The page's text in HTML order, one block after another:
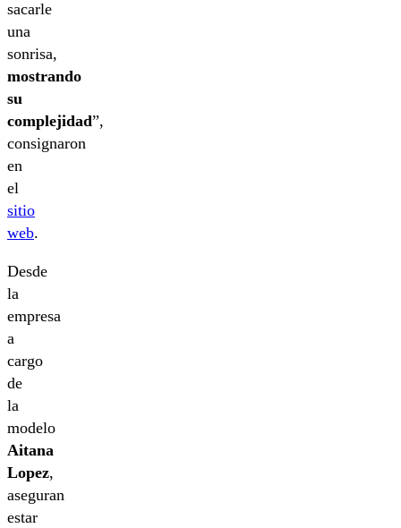
sacarle
una
sonrisa,
mostrando
su
complejidad”,
consignaron
en
el
sitio
web.
Desde
la
empresa
a
cargo
de
la
modelo
Aitana
Lopez,
aseguran
estar